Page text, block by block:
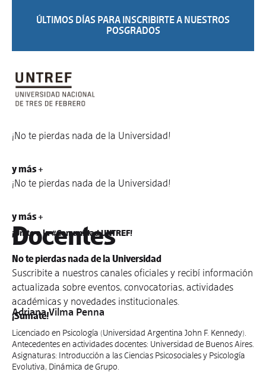
ÚLTIMOS DÍAS PARA INSCRIBIRTE A NUESTROS
POSGRADOS
¡No te pierdas nada de la Universidad!
y más +
¡No te pierdas nada de la Universidad!
y más +
¡Unite a la #Comunidad UNTREF!
No te pierdas nada de la Universidad
Suscribite a nuestros canales oficiales y recibí información
actualizada sobre eventos, convocatorias, actividades
académicas y novedades institucionales.
¡Sumate!
Docentes
Adriana Vilma Penna
Licenciado en Psicología (Universidad Argentina John F. Kennedy).
Antecedentes en actividades docentes: Universidad de Buenos Aires.
Asignaturas: Introducción a las Ciencias Psicosociales y Psicología
Evolutiva, Dinámica de Grupo.